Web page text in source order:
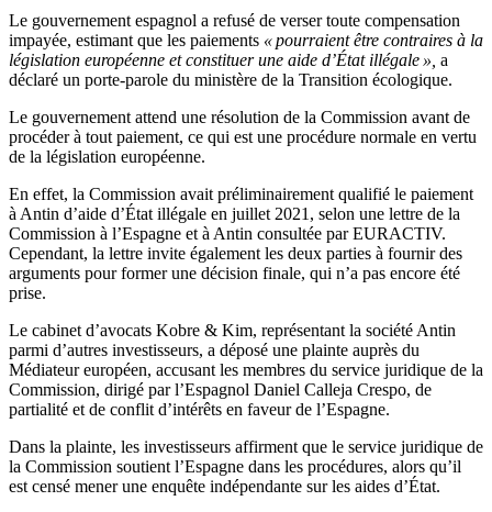
Le gouvernement espagnol a refusé de verser toute compensation
impayée, estimant que les paiements « pourraient être contraires à la
législation européenne et constituer une aide d’État illégale », a
déclaré un porte-parole du ministère de la Transition écologique.
Le gouvernement attend une résolution de la Commission avant de
procéder à tout paiement, ce qui est une procédure normale en vertu
de la législation européenne.
En effet, la Commission avait préliminairement qualifié le paiement
à Antin d’aide d’État illégale en juillet 2021, selon une lettre de la
Commission à l’Espagne et à Antin consultée par EURACTIV.
Cependant, la lettre invite également les deux parties à fournir des
arguments pour former une décision finale, qui n’a pas encore été
prise.
Le cabinet d’avocats Kobre & Kim, représentant la société Antin
parmi d’autres investisseurs, a déposé une plainte auprès du
Médiateur européen, accusant les membres du service juridique de la
Commission, dirigé par l’Espagnol Daniel Calleja Crespo, de
partialité et de conflit d’intérêts en faveur de l’Espagne.
Dans la plainte, les investisseurs affirment que le service juridique de
la Commission soutient l’Espagne dans les procédures, alors qu’il
est censé mener une enquête indépendante sur les aides d’État.